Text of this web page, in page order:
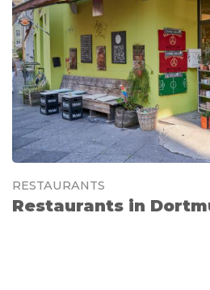
RESTAURANTS
Restaurants in